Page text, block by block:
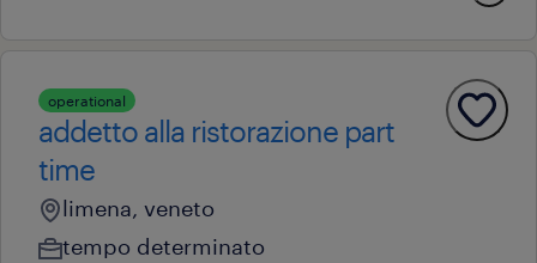
operational
addetto alla ristorazione part
time
limena, veneto
tempo determinato